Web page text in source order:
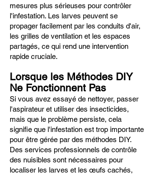
mesures plus sérieuses pour contrôler
l'infestation. Les larves peuvent se
propager facilement par les conduits d'air,
les grilles de ventilation et les espaces
partagés, ce qui rend une intervention
rapide cruciale.
Lorsque les Méthodes DIY
Ne Fonctionnent Pas
Si vous avez essayé de nettoyer, passer
l'aspirateur et utiliser des insecticides,
mais que le problème persiste, cela
signifie que l'infestation est trop importante
pour être gérée par des méthodes DIY.
Des services professionnels de contrôle
des nuisibles sont nécessaires pour
localiser les larves et les œufs cachés,